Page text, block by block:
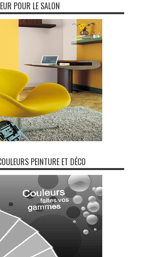
POUR LE SALON
PEINTURE ET DÉCO